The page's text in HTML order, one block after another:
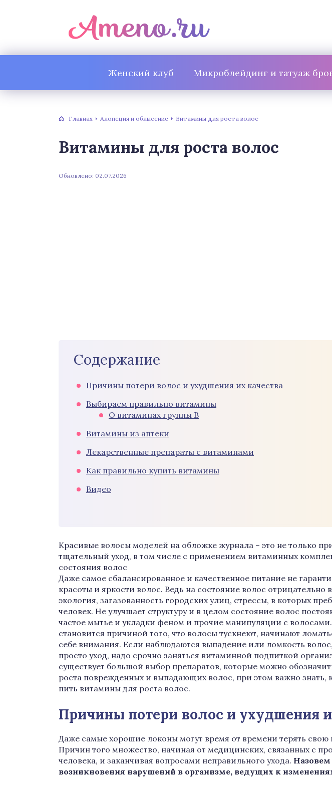
Женский клуб Микроблейдинг и татуаж
Главная Алопеция и облысение Витамины для роста волос
Витамины для роста волос
Обновлено: 02.07.2026
Содержание
Причины потери волос и ухудшения их качества
Выбираем правильно витамины
О витаминах группы В
Витамины из аптеки
Лекарственные препараты с витаминами
Как правильно купить витамины
Видео
Красивые волосы моделей на обложке журнала – это не только
тщательный уход, в том числе с применением витаминных
состояния волос
Даже самое сбалансированное и качественное питание не
красоты и яркости волос. Ведь на состояние волос отрицательно
экология, загазованность городских улиц, стрессы, в которых
человек. Не улучшает структуру и в целом состояние волос
частое мытье и укладки феном и прочие манипуляции с
становится причиной того, что волосы тускнеют, начинают
себе внимания. Если наблюдаются выпадение или ломкость
просто уход, надо срочно заняться витаминной подпиткой
существует большой выбор препаратов, которые можно
роста поврежденных и выпадающих волос, при этом важно знать,
пить витамины для роста волос.
Причины потери волос и ухудшения
Даже самые хорошие локоны могут время от времени терять свою
Причин того множество, начиная от медицинских, связанных с
человека, и заканчивая вопросами неправильного ухода.
возникновения нарушений в организме, ведущих к